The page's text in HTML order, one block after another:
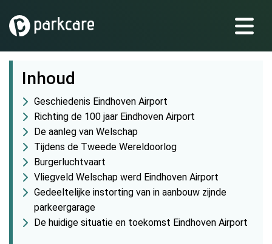
Inhoud
Geschiedenis Eindhoven Airport
Richting de 100 jaar Eindhoven Airport
De aanleg van Welschap
Tijdens de Tweede Wereldoorlog
Burgerluchtvaart
Vliegveld Welschap werd Eindhoven Airport
Gedeeltelijke instorting van in aanbouw zijnde
parkeergarage
De huidige situatie en toekomst Eindhoven Airport